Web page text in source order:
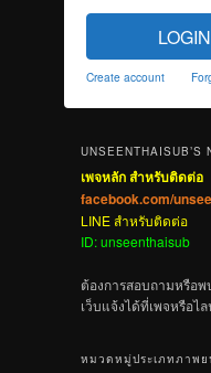
LOGIN
Create account
UNSEENTHAISUB’S
เพจหลัก สำหรับติดต่อ
facebook.com/
LINE สำหรับติดต่อ
ID: unseenthaisub
ต้องการสอบถามหรือ
เว็บแจ้งได้ที่เพจหรือไ
หมวดหมู่ประเภทภาพย